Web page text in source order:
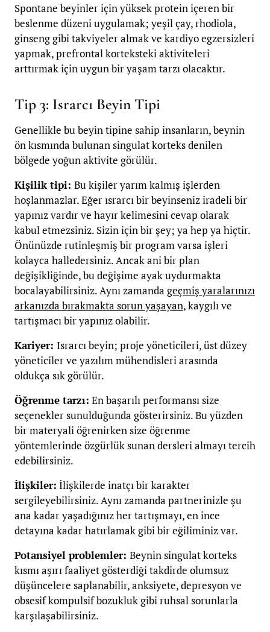
Spontane beyinler için yüksek protein içeren bir
beslenme düzeni uygulamak; yeşil çay, rhodiola,
ginseng gibi takviyeler almak ve kardiyo egzersizleri
yapmak, prefrontal korteksteki aktiviteleri
arttırmak için uygun bir yaşam tarzı olacaktır.
Tip 3: Israrcı Beyin Tipi
Genellikle bu beyin tipine sahip insanların, beynin
ön kısmında bulunan singulat korteks denilen
bölgede yoğun aktivite görülür.
Kişilik tipi: Bu kişiler yarım kalmış işlerden
hoşlanmazlar. Eğer ısrarcı bir beyinseniz iradeli bir
yapınız vardır ve hayır kelimesini cevap olarak
kabul etmezsiniz. Sizin için bir şey; ya hep ya hiçtir.
Önünüzde rutinleşmiş bir program varsa işleri
kolayca halledersiniz. Ancak ani bir plan
değişikliğinde, bu değişime ayak uydurmakta
bocalayabilirsiniz. Aynı zamanda geçmiş yaralarınızı
arkanızda bırakmakta sorun yaşayan, kaygılı ve
tartışmacı bir yapınız olabilir.
Kariyer: Israrcı beyin; proje yöneticileri, üst düzey
yöneticiler ve yazılım mühendisleri arasında
oldukça sık görülür.
Öğrenme tarzı: En başarılı performansı size
seçenekler sunulduğunda gösterirsiniz. Bu yüzden
bir materyali öğrenirken size öğrenme
yöntemlerinde özgürlük sunan dersleri almayı tercih
edebilirsiniz.
İlişkiler: İlişkilerde inatçı bir karakter
sergileyebilirsiniz. Aynı zamanda partnerinizle şu
ana kadar yaşadığınız her tartışmayı, en ince
detayına kadar hatırlamak gibi bir eğiliminiz var.
Potansiyel problemler: Beynin singulat korteks
kısmı aşırı faaliyet gösterdiği takdirde olumsuz
düşüncelere saplanabilir, anksiyete, depresyon ve
obsesif kompulsif bozukluk gibi ruhsal sorunlarla
karşılaşabilirsiniz.